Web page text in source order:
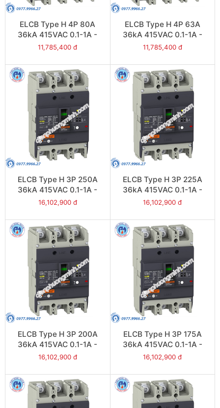
ELCB Type H 4P 80A
36kA 415VAC 0.1-1A -
Model EZCV250H4080
11,785,400 đ
ELCB Type H 4P 63A
36kA 415VAC 0.1-1A -
Model EZCV250H4063
11,785,400 đ
ELCB Type H 3P 250A
36kA 415VAC 0.1-1A -
Model EZCV250H3250
16,102,900 đ
ELCB Type H 3P 225A
36kA 415VAC 0.1-1A -
Model EZCV250H3225
16,102,900 đ
ELCB Type H 3P 200A
36kA 415VAC 0.1-1A -
Model EZCV250H3200
16,102,900 đ
ELCB Type H 3P 175A
36kA 415VAC 0.1-1A -
Model EZCV250H3175
16,102,900 đ